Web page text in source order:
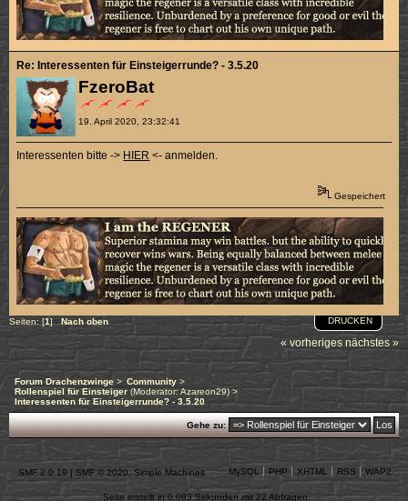
FzeroBat
19. April 2020, 23:32:41
Re: Interessenten für Einsteigerrunde? - 3.5.20
Interessenten bitte -> HIER <- anmelden.
Gespeichert
DRUCKEN
Seiten: [1] Nach oben
« vorheriges nächstes »
Forum Drachenzwinge > Community>
Rollenspiel für Einsteiger (Moderator: Azareon29) >
Interessenten für Einsteigerrunde? - 3.5.20
Gehe zu:
SMF 2.0.19 | SMF © 2020,Simple Machines MySQL PHP XHTML RSS WAP2
Seite erstellt in 0.093 Sekunden mit 22 Abfragen.